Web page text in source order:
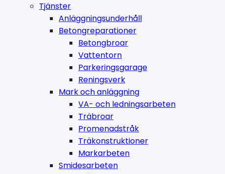
Tjänster
Anläggningsunderhåll
Betongreparationer
Betongbroar
Vattentorn
Parkeringsgarage
Reningsverk
Mark och anläggning
VA- och ledningsarbeten
Träbroar
Promenadstråk
Träkonstruktioner
Markarbeten
Smidesarbeten